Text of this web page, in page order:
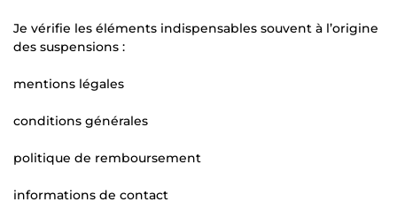
Je vérifie les éléments indispensables souvent à l’origine
des suspensions :
mentions légales
conditions générales
politique de remboursement
informations de contact